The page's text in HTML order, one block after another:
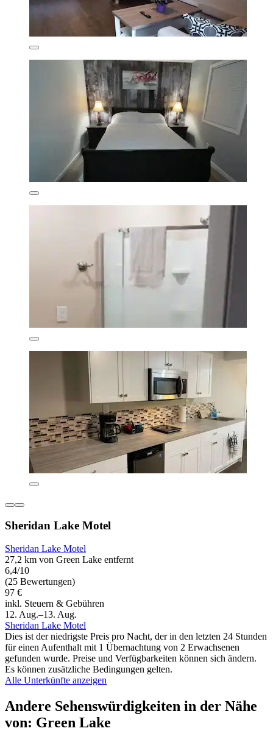
Sheridan Lake Motel
Sheridan Lake Motel
27,2 km von Green Lake entfernt
6,4/10
(25 Bewertungen)
97 €
inkl. Steuern & Gebühren
12. Aug.–13. Aug.
Sheridan Lake Motel
Dies ist der niedrigste Preis pro Nacht, der in den letzten 24 Stunden
für einen Aufenthalt mit 1 Übernachtung von 2 Erwachsenen
gefunden wurde. Preise und Verfügbarkeiten können sich ändern.
Es können zusätzliche Bedingungen gelten.
Alle Unterkünfte anzeigen
Andere Sehenswürdigkeiten in der Nähe
von: Green Lake